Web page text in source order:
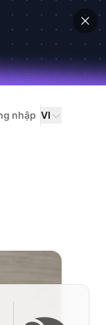
nhập VI